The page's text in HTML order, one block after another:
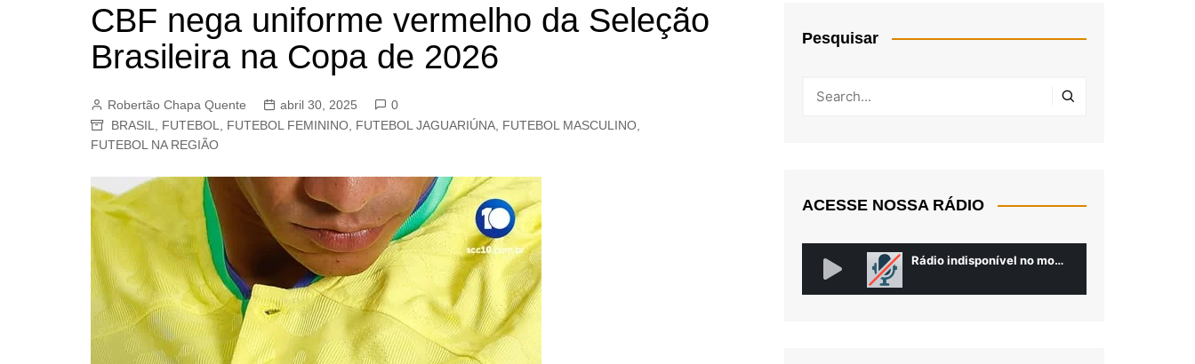
BARRETOS
CAMPINAS
JAGUARIÚNA
JUNDIAÍ
MOGI GUAÇU
MOGI MIRIM
PAULÍNIA
PEDREIRA
RIBEIRÃO PRETO
CBF nega uniforme vermelho da Seleção
Brasileira na Copa de 2026
Robertão Chapa Quente abril 30, 2025
0
BRASIL
FUTEBOL FUTEBOL FEMININO FUTEBOL JAGUARIÚNA FUTEBOL MASCULINO
FUTEBOL NA REGIÃO
Pesquisar
ACESSE NOSSA RÁDIO